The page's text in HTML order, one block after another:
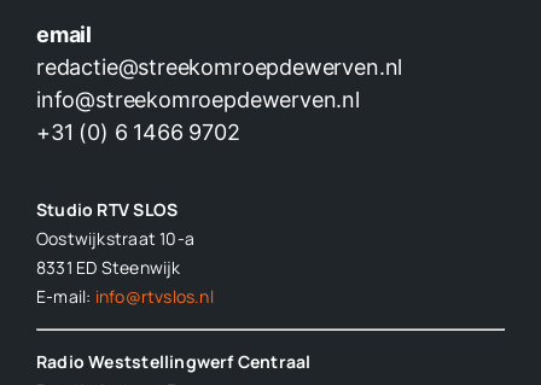
email
redactie@streekomroepdewerven.nl
info@streekomroepdewerven.nl
+31 (0) 6 1466 9702
Studio RTV SLOS
Oostwijkstraat 10-a
8331 ED Steenwijk
E-mail: info@rtvslos.nl
Radio Weststellingwerf Centraal